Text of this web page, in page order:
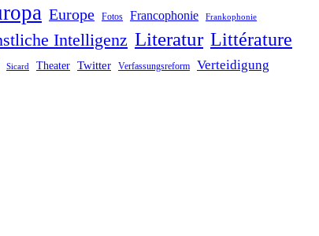
Europe Fotos Francophonie Frankophonie
Intelligenz Literatur Littérature
Sicard Theater Twitter Verfassungsreform Verteidigung